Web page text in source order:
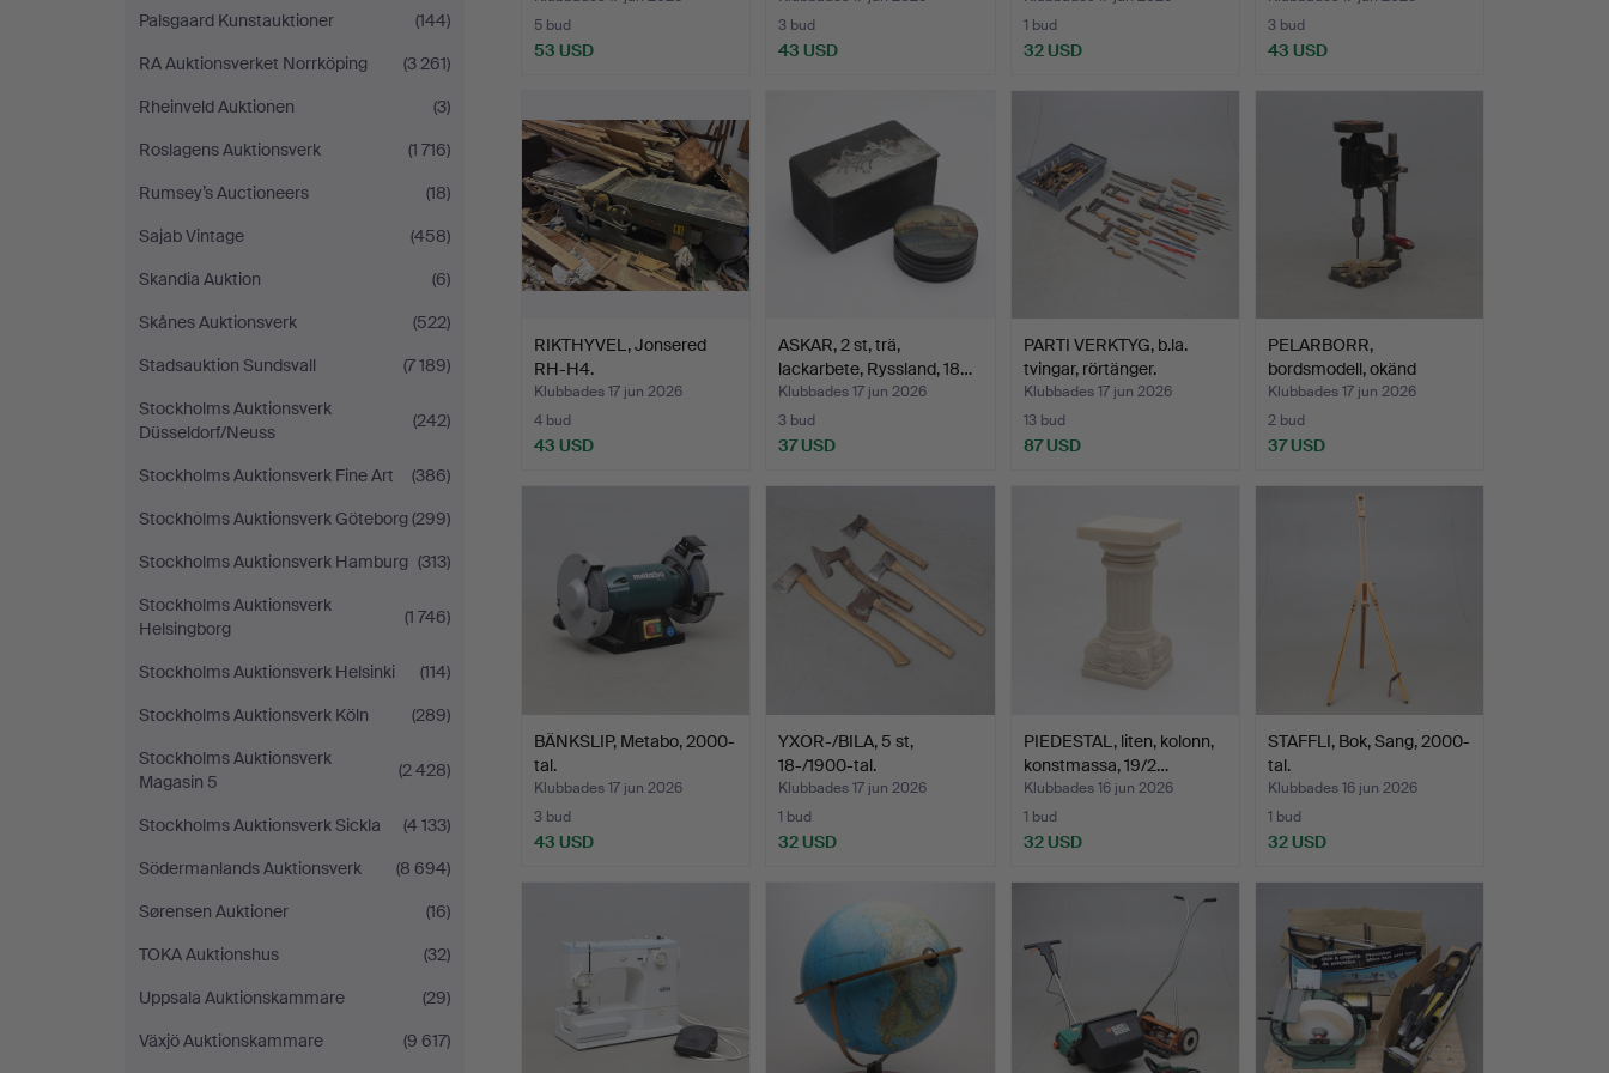
Palsgaard Kunstauktioner
(144)
RA Auktionsverket Norrköping
(3 261)
Rheinveld Auktionen
(3)
Roslagens Auktionsverk
(1 716)
Rumsey’s Auctioneers
(18)
Sajab Vintage
(458)
Skandia Auktion
(6)
Skånes Auktionsverk
(522)
Stadsauktion Sundsvall
(7 189)
Stockholms Auktionsverk
Düsseldorf/Neuss
(242)
Stockholms Auktionsverk Fine Art
(386)
Stockholms Auktionsverk Göteborg(299)
Stockholms Auktionsverk Hamburg (313)
Stockholms Auktionsverk
Helsingborg
(1 746)
Stockholms Auktionsverk Helsinki
(114)
Stockholms Auktionsverk Köln
(289)
Stockholms Auktionsverk
Magasin 5
(2 428)
Stockholms Auktionsverk Sickla
(4 133)
Södermanlands Auktionsverk
(8 694)
Sørensen Auktioner
(16)
TOKA Auktionshus
(32)
Uppsala Auktionskammare
(29)
Växjö Auktionskammare
(9 617)
5 bud
53 USD
3 bud
43 USD
1 bud
32 USD
3 bud
43 USD
RIKTHYVEL, Jonsered
RH-H4.
Klubbades 17 jun 2026
4 bud
43 USD
ASKAR, 2 st, trä,
lackarbete, Ryssland, 18…
Klubbades 17 jun 2026
3 bud
37 USD
PARTI VERKTYG, b.la.
tvingar, rörtänger.
Klubbades 17 jun 2026
13 bud
87 USD
PELARBORR,
bordsmodell, okänd
tillverkare,…
Klubbades 17 jun 2026
2 bud
37 USD
BÄNKSLIP, Metabo, 2000-
tal.
Klubbades 17 jun 2026
3 bud
43 USD
YXOR-/BILA, 5 st,
18-/1900-tal.
Klubbades 17 jun 2026
1 bud
32 USD
PIEDESTAL, liten, kolonn,
konstmassa, 19/2…
Klubbades 16 jun 2026
1 bud
32 USD
STAFFLI, Bok, Sang, 2000-
tal.
Klubbades 16 jun 2026
1 bud
32 USD